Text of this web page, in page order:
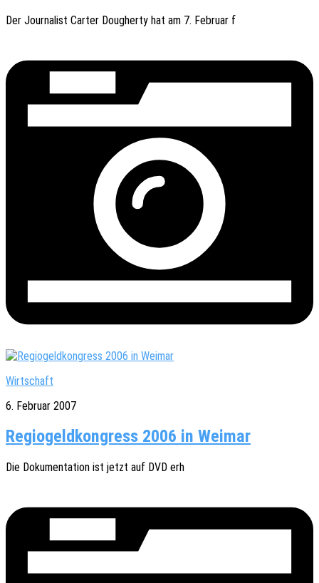
Der Jour­na­list Carter Doug­her­ty hat am 7. Febru­ar f
Wirtschaft
6. Februar 2007
Regiogeldkongress 2006 in Weimar
Die Doku­men­ta­ti­on ist jetzt auf DVD erh